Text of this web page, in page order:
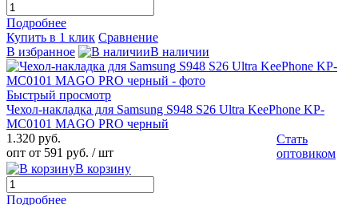
Подробнее
Купить в 1 клик Сравнение
В избранное
В наличии
Быстрый просмотр
Чехол-накладка для Samsung S948 S26 Ultra KeePhone KP-
MC0101 MAGO PRO черный
1.320 руб.
опт от 591 руб. / шт
Стать
оптовиком
В корзину
Подробнее